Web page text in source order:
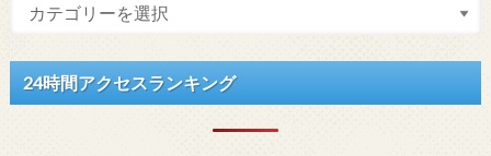
24時間アクセスランキング